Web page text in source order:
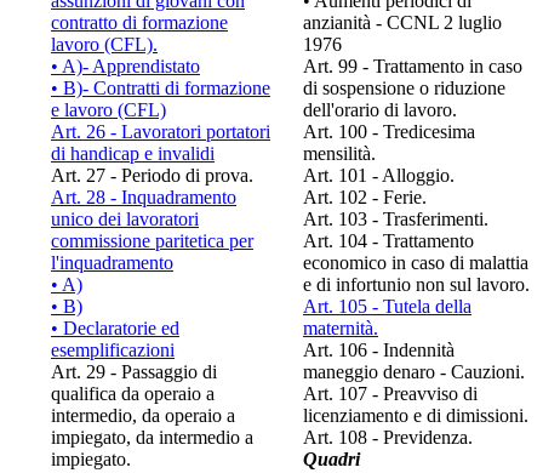
contratto di formazione
lavoro (CFL).
• A)- Apprendistato
• B)- Contratti di formazione
e lavoro (CFL)
Art. 26 - Lavoratori portatori
di handicap e invalidi
Art. 27 - Periodo di prova.
Art. 28 - Inquadramento
unico dei lavoratori
commissione paritetica per
l'inquadramento
• A)
• B)
• Declaratorie ed
esemplificazioni
Art. 29 - Passaggio di
qualifica da operaio a
intermedio, da operaio a
impiegato, da intermedio a
impiegato.
anzianità - CCNL 2 luglio
1976
Art. 99 - Trattamento in caso
di sospensione o riduzione
dell'orario di lavoro.
Art. 100 - Tredicesima
mensilità.
Art. 101 - Alloggio.
Art. 102 - Ferie.
Art. 103 - Trasferimenti.
Art. 104 - Trattamento
economico in caso di malattia
e di infortunio non sul lavoro.
Art. 105 - Tutela della
maternità.
Art. 106 - Indennità
maneggio denaro - Cauzioni.
Art. 107 - Preavviso di
licenziamento e di dimissioni.
Art. 108 - Previdenza.
Quadri